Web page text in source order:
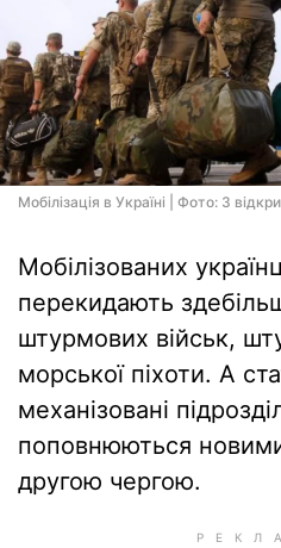
Мобілізація в Україні | Фото: З
Мобілізованих
перекидають
штурмових військ,
морської піхоти. А
механізовані
поповнюються
другою чергою.